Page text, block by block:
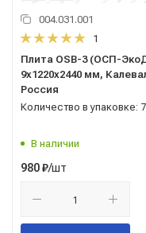
004.031.001
1
Плита OSB-3 (ОСП-
9x1220x2440 мм,
Россия
Количество в упаковке:
В наличии
980₽/шт